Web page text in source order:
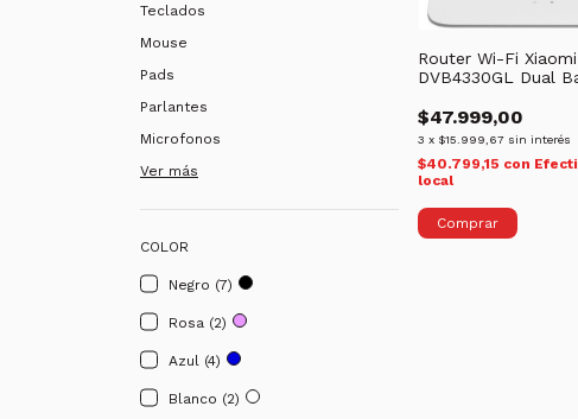
Teclados
Mouse
Pads
Parlantes
Microfonos
Ver más
COLOR
Negro (7)
Rosa (2)
Azul (4)
Blanco (2)
Router Wi-Fi
DVB4330GL Dual
$47.999,00
3 x $15.999,67 sin interés
$40.799,15 con
local